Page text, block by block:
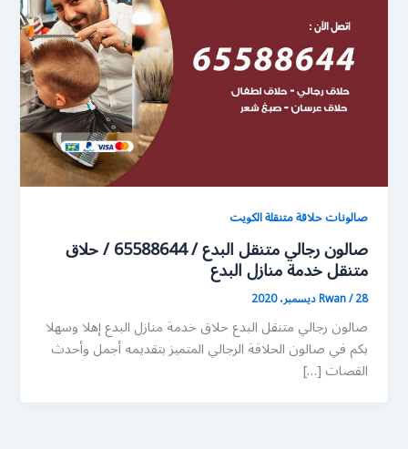
صالونات حلاقة متنقلة الكويت
صالون رجالي متنقل البدع / 65588644 / حلاق
متنقل خدمة منازل البدع
Rwan/28 ديسمبر، 2020
صالون رجالي متنقل البدع حلاق خدمة منازل البدع إهلا وسهلا
بكم في صالون الحلاقة الرجالي المتميز بتقديمه أجمل وأحدث
القصات […]